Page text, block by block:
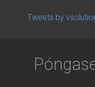
Tweets by